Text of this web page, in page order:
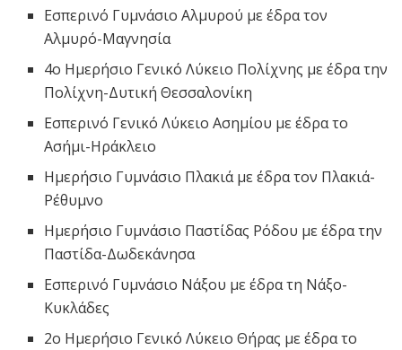
Εσπερινό Γυμνάσιο Αλμυρού με έδρα τον
Αλμυρό-Μαγνησία
4ο Ημερήσιο Γενικό Λύκειο Πολίχνης με έδρα την
Πολίχνη-Δυτική Θεσσαλονίκη
Εσπερινό Γενικό Λύκειο Ασημίου με έδρα το
Ασήμι-Ηράκλειο
Ημερήσιο Γυμνάσιο Πλακιά με έδρα τον Πλακιά-
Ρέθυμνο
Ημερήσιο Γυμνάσιο Παστίδας Ρόδου με έδρα την
Παστίδα-Δωδεκάνησα
Εσπερινό Γυμνάσιο Νάξου με έδρα τη Νάξο-
Κυκλάδες
2ο Ημερήσιο Γενικό Λύκειο Θήρας με έδρα το